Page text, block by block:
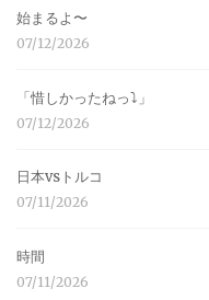
始まるよ〜
07/12/2026
「惜しかったねっ⤵︎」
07/12/2026
日本vsトルコ
07/11/2026
時間
07/11/2026